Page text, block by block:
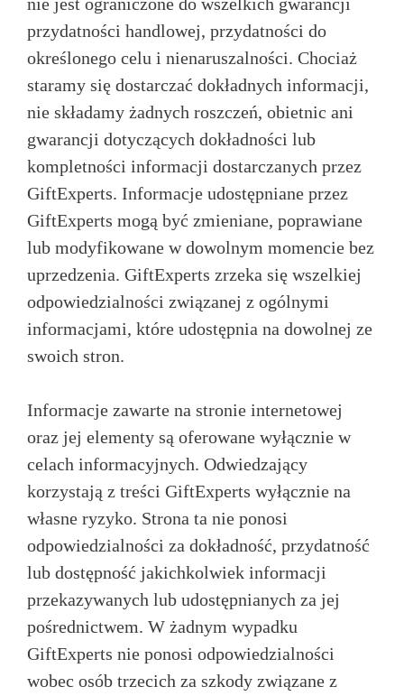
przydatności handlowej, przydatności do
określonego celu i nienaruszalności. Chociaż
staramy się dostarczać dokładnych informacji,
nie składamy żadnych roszczeń, obietnic ani
gwarancji dotyczących dokładności lub
kompletności informacji dostarczanych przez
GiftExperts. Informacje udostępniane przez
GiftExperts mogą być zmieniane, poprawiane
lub modyfikowane w dowolnym momencie bez
uprzedzenia. GiftExperts zrzeka się wszelkiej
odpowiedzialności związanej z ogólnymi
informacjami, które udostępnia na dowolnej ze
swoich stron.
Informacje zawarte na stronie internetowej
oraz jej elementy są oferowane wyłącznie w
celach informacyjnych. Odwiedzający
korzystają z treści GiftExperts wyłącznie na
własne ryzyko. Strona ta nie ponosi
odpowiedzialności za dokładność, przydatność
lub dostępność jakichkolwiek informacji
przekazywanych lub udostępnianych za jej
pośrednictwem. W żadnym wypadku
GiftExperts nie ponosi odpowiedzialności
wobec osób trzecich za szkody związane z